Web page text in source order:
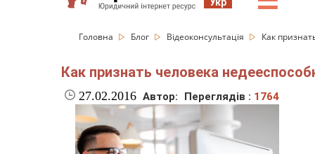
Головна Блог Відеоконсультація Как
Как признать человека
27.02.2016 Автор: Переглядів : 1764